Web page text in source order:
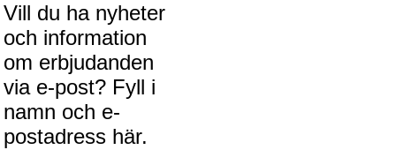
Vill du ha nyheter
och information
om erbjudanden
via e-post? Fyll i
namn och e-
postadress här.